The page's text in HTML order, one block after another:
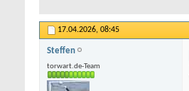
17.04.2026, 08:45
Steffen
torwart.de-Team